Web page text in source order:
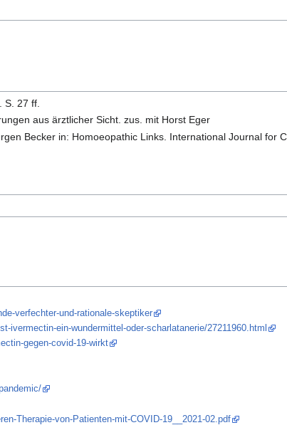
S. 27 ff.
aus ärztlicher Sicht. zus. mit Horst Eger
Becker in: Homoeopathic Links. International Journal for
verfechter-und-rationale-skeptiker
ein-wundermittel-oder-scharlatanerie/27211960.html
gegen-covid-19-wirkt
Therapie-von-Patienten-mit-COVID-19__2021-02.pdf